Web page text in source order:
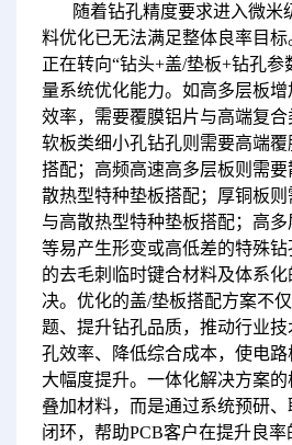
随着钻孔精度要求进入微米
料优化已无法满足整体良率目
正在转向“钻头+盖/垫板+钻孔参
量系统优化能力。如高多层板
效率，需要覆膜铝片与高端复合
软板类细小孔钻孔则需要高端
搭配；高频高速高多层板则需
散热型特种垫板搭配；厚铜板
与高散热型特种垫板搭配；高
等易产生形变或高低差的特殊
的去毛刺临时键合材料及体系
决。优化的盖/垫板搭配方案不
题、提升钻孔品质，推动行业
孔效率、降低综合成本，使电
大幅度提升。一体化解决方案
叠加材料，而是通过系统预研
闭环，帮助PCB客户在提升良